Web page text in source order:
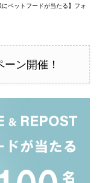
にペットフードが当たる】フォ
ン開催！